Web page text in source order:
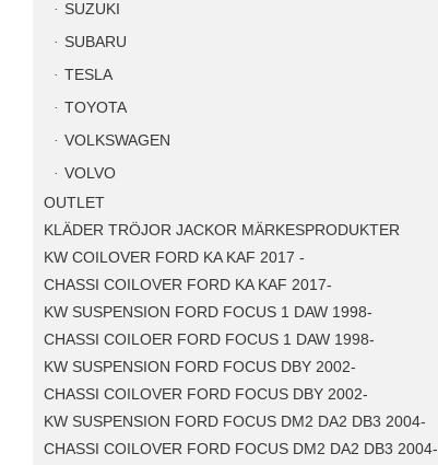
SUZUKI
SUBARU
TESLA
TOYOTA
VOLKSWAGEN
VOLVO
OUTLET
KLÄDER TRÖJOR JACKOR MÄRKESPRODUKTER
KW COILOVER FORD KA KAF 2017 -
CHASSI COILOVER FORD KA KAF 2017-
KW SUSPENSION FORD FOCUS 1 DAW 1998-
CHASSI COILOER FORD FOCUS 1 DAW 1998-
KW SUSPENSION FORD FOCUS DBY 2002-
CHASSI COILOVER FORD FOCUS DBY 2002-
KW SUSPENSION FORD FOCUS DM2 DA2 DB3 2004-
CHASSI COILOVER FORD FOCUS DM2 DA2 DB3 2004-